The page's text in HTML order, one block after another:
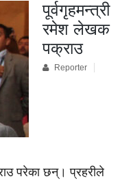
पूर्वगृहमन्त्री
रमेश लेखक
पक्राउ
Reporter
परेका छन्। प्रहरीले